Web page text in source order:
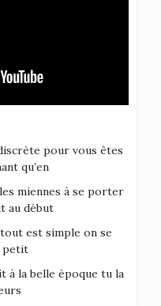
pour vous êtes
qu’en
miennes à se porter
au début
est simple on se
petit
à la belle époque tu la